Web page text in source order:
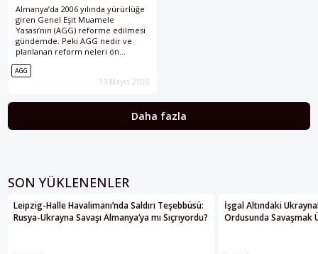
Almanya’da 2006 yılında yürürlüğe
giren Genel Eşit Muamele
Yasası’nın (AGG) reforme edilmesi
gündemde. Peki AGG nedir ve
planlanan reform neleri ön
görüyor?
AGG
19 Mayıs 2026
Daha fazla
SON YÜKLENENLER
Leipzig-Halle Havalimanı’nda Saldırı Teşebbüsü:
Rusya-Ukrayna Savaşı Almanya’ya mı Sıçrıyordu?
İşgal Altındaki
Ordusunda Savaşmak